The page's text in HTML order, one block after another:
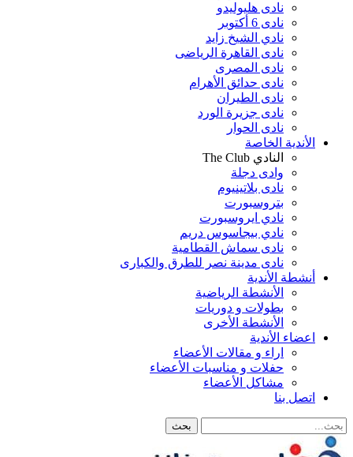
نادى هليوليدو
نادى 6 أكتوبر
نادي الشيخ زايد
نادى القاهرة الرياضى
نادى المصرى
نادى حدائق الأهرام
نادى الطيران
نادى جزيرة الورد
نادى الحوار
الأندية الخاصة
النادي The Club
وادى دجلة
نادى بلاتينيوم
بتروسبورت
نادي ايروسبورت
نادي بيجاسوس دريم
نادى سماش القطامية
نادى مدينة نصر للطرق والكبارى
أنشطة الأندية
الأنشطة الرياضية
بطولات و دوريات
الأنشطة الأخرى
اعضاء الأندية
اراء و مقالات الأعضاء
حفلات و مناسبات الأعضاء
مشاكل الأعضاء
اتصل بنا